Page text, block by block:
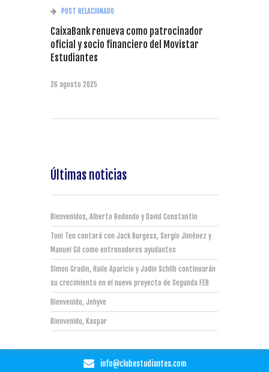
POST RELACIONADO
CaixaBank renueva como patrocinador
oficial y socio financiero del Movistar
Estudiantes
26 agosto 2025
Últimas noticias
Bienvenidos, Alberto Redondo y David Constantin
Toni Ten contará con Jack Burgess, Sergio Jiménez y
Manuel Gil como entrenadores ayudantes
Simon Gradin, Haile Aparicio y Jadin Schilb continuarán
su crecimiento en el nuevo proyecto de Segunda FEB
Bienvenido, Jehyve
Bienvenido, Kaspar
info@clubestudiantes.com